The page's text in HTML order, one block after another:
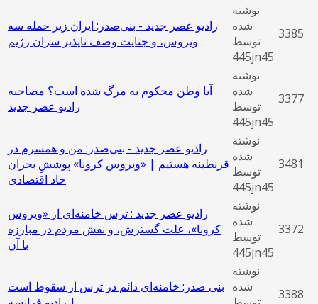
رادیو عصر جدید - بنی‌صدر: ایران زیر حمله سه
ویروس، و جنایت وصف ‌ناپذیر سران رژیم
نوشته
شده
توسط
445jn45
3385
آیا وطن محکوم به مرگ شده است؟ مصاحبه
رادیو عصر جدید
نوشته
شده
توسط
445jn45
3377
رادیو عصر جدید - بنی‌صدر: من و همسرم در
قرنطینه هستیم | «ویروس کرونا» پوششِ بحران
حاد اقتصادی
نوشته
شده
توسط
445jn45
3481
رادیو عصر جدید : ترس خامنه‌ای از «ویروس
کرونا»، علت گسترش، و نقش مردم در مبارزه
با آن
نوشته
شده
توسط
445jn45
3372
بنی صدر: خامنه‌ای دائم در ترس از سقوط است
نوشته
شده
3388